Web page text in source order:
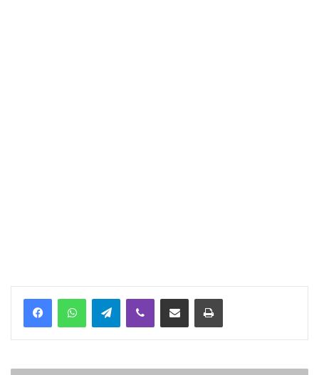
TelegramViber Надіслати електронною поштоюНадрукувати